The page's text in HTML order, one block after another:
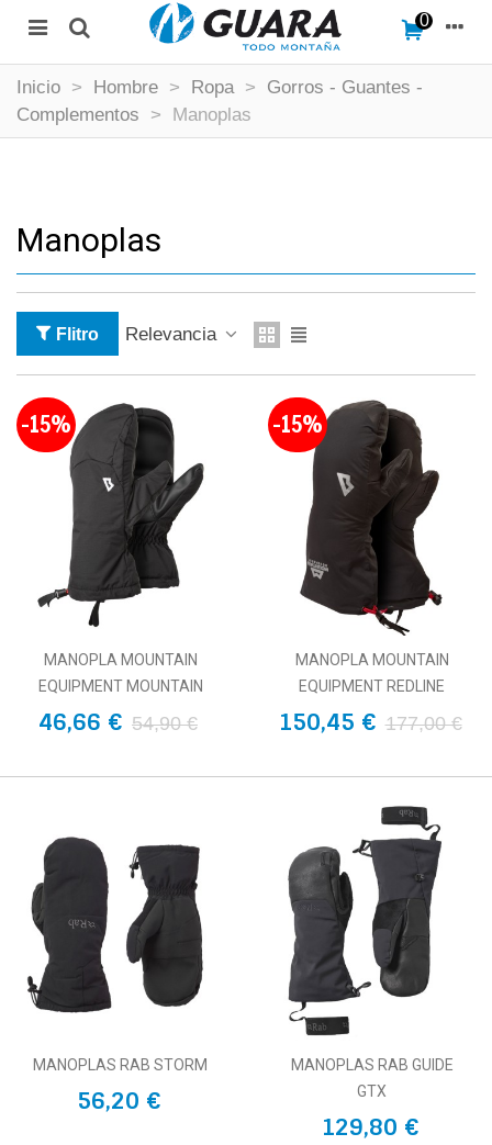
0
Inicio > Hombre > Ropa >
Gorros - Guantes -
Complementos
> Manoplas
Manoplas
Flitro Relevancia
-15%
MANOPLA MOUNTAIN
EQUIPMENT MOUNTAIN
46,66 € 54,90 €
-15%
MANOPLA MOUNTAIN
EQUIPMENT REDLINE
150,45 € 177,00 €
MANOPLAS RAB STORM
56,20 €
MANOPLAS RAB GUIDE
GTX
129,80 €